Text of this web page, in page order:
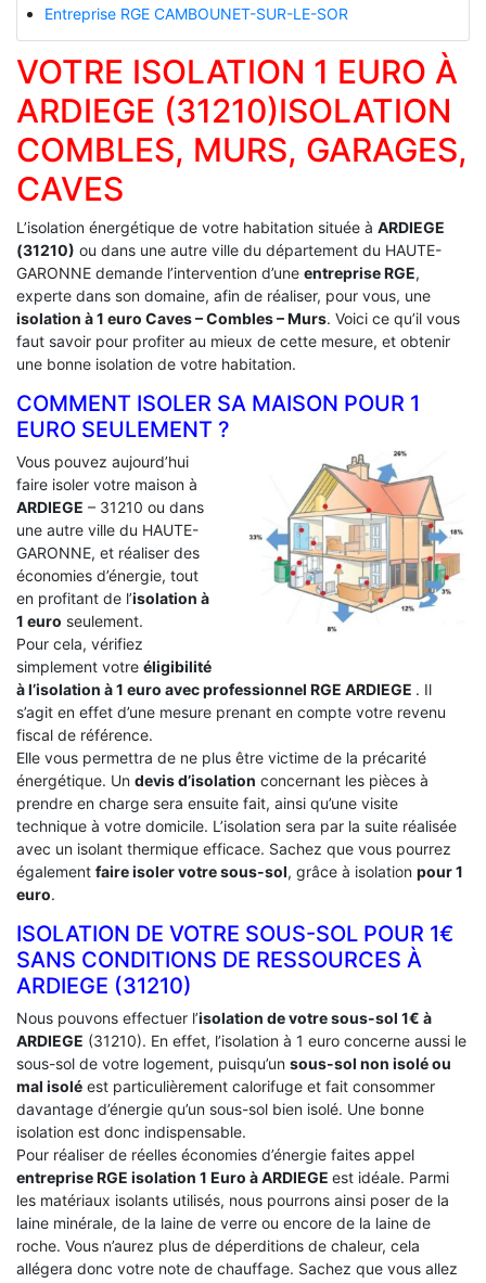
Entreprise RGE CAMBOUNET-SUR-LE-SOR
VOTRE ISOLATION 1 EURO À
ARDIEGE (31210)ISOLATION
COMBLES, MURS, GARAGES,
CAVES
L’isolation énergétique de votre habitation située à ARDIEGE
(31210) ou dans une autre ville du département du HAUTE-
GARONNE demande l’intervention d’une entreprise RGE,
experte dans son domaine, afin de réaliser, pour vous, une
isolation à 1 euro Caves – Combles – Murs. Voici ce qu’il vous
faut savoir pour profiter au mieux de cette mesure, et obtenir
une bonne isolation de votre habitation.
COMMENT ISOLER SA MAISON POUR 1
EURO SEULEMENT ?
Vous pouvez aujourd’hui
faire isoler votre maison à
ARDIEGE – 31210 ou dans
une autre ville du HAUTE-
GARONNE, et réaliser des
économies d’énergie, tout
en profitant de l’isolation à
1 euro seulement.
Pour cela, vérifiez
simplement votre éligibilité
à l’isolation à 1 euro avec professionnel RGE ARDIEGE . Il
s’agit en effet d’une mesure prenant en compte votre revenu
fiscal de référence.
Elle vous permettra de ne plus être victime de la précarité
énergétique. Un devis d’isolation concernant les pièces à
prendre en charge sera ensuite fait, ainsi qu’une visite
technique à votre domicile. L’isolation sera par la suite réalisée
avec un isolant thermique efficace. Sachez que vous pourrez
également faire isoler votre sous-sol, grâce à isolation pour 1
euro.
ISOLATION DE VOTRE SOUS-SOL POUR 1€
SANS CONDITIONS DE RESSOURCES À
‎ARDIEGE (31210)
Nous pouvons effectuer l’isolation de votre sous-sol 1€ à
ARDIEGE (31210). En effet, l’isolation à 1 euro concerne aussi le
sous-sol de votre logement, puisqu’un sous-sol non isolé ou
mal isolé est particulièrement calorifuge et fait consommer
davantage d’énergie qu’un sous-sol bien isolé. Une bonne
isolation est donc indispensable.
Pour réaliser de réelles économies d’énergie faites appel
entreprise RGE isolation 1 Euro à ARDIEGE est idéale. Parmi
les matériaux isolants utilisés, nous pourrons ainsi poser de la
laine minérale, de la laine de verre ou encore de la laine de
roche. Vous n’aurez plus de déperditions de chaleur, cela
allégera donc votre note de chauffage. Sachez que vous allez